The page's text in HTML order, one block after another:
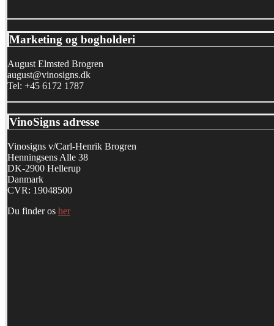
Marketing og bogholderi
August Elmsted Brogren
august@vinosigns.dk
Tel: +45 6172 1787
VinoSigns adresse
Vinosigns v/Carl-Henrik Brogren
Henningsens Alle 38
DK-2900 Hellerup
Danmark
CVR: 19048500
Du finder os her